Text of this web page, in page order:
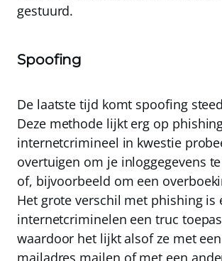
gestuurd.
Spoofing
De laatste tijd komt spoofing
Deze methode lijkt erg op
internetcrimineel in kwestie
overtuigen om je inloggegevens
of, bijvoorbeeld om een
Het grote verschil met phishing is
internetcriminelen een truc
waardoor het lijkt alsof ze met
mailadres mailen of met een